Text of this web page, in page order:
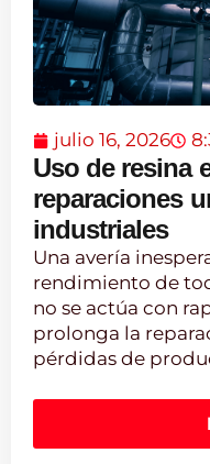
julio 16, 2026
Uso de resina
reparaciones
industriales
Una avería
rendimiento de
no se actúa con
prolonga la
pérdidas de